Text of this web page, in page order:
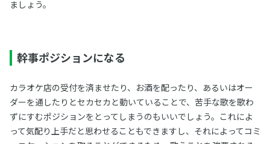
ましょう。
幹事ポジションになる
カラオケ店の受付を済ませたり、お酒を配ったり、あるいはオー
ダーを通したりとセカセカと動いていることで、苦手な歌を歌わ
ずにすむポジションをとってしまうのもいいでしょう。これによ
って気配り上手だと思わせることもできますし、それによってコミ